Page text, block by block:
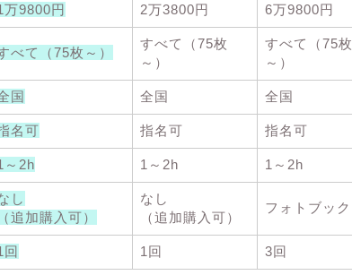
万9800円 2万3800円 6万9800円
べて（75枚～）
すべて（75枚
～）
すべて（75枚
～）
国 全国 全国
名可 指名可 指名可
～2h 1～2h 1～2h
し
（追加購入可）
なし
（追加購入可）
フォトブック
回 1回 3回